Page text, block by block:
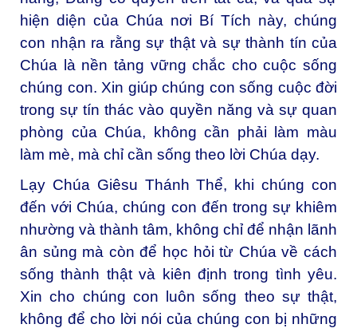
hiện diện của Chúa nơi Bí Tích này, chúng
con nhận ra rằng sự thật và sự thành tín của
Chúa là nền tảng vững chắc cho cuộc sống
chúng con. Xin giúp chúng con sống cuộc đời
trong sự tín thác vào quyền năng và sự quan
phòng của Chúa, không cần phải làm màu
làm mè, mà chỉ cần sống theo lời Chúa dạy.
Lạy Chúa Giêsu Thánh Thể, khi chúng con
đến với Chúa, chúng con đến trong sự khiêm
nhường và thành tâm, không chỉ để nhận lãnh
ân sủng mà còn để học hỏi từ Chúa về cách
sống thành thật và kiên định trong tình yêu.
Xin cho chúng con luôn sống theo sự thật,
không để cho lời nói của chúng con bị những